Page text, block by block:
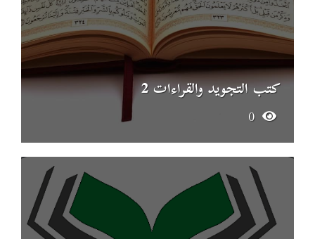
كتب التجويد والقراءات 2
0